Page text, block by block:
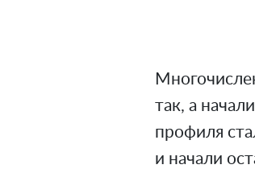
так, а
профиля
и начали